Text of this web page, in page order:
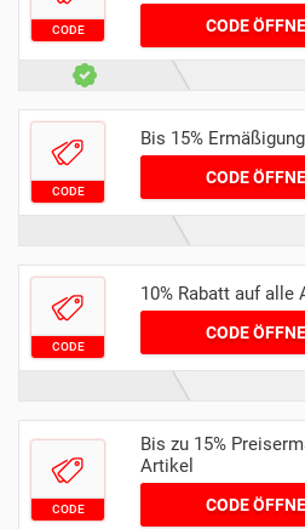
CODE CODE
CODE
Bis 15%
CODE
CODE
10% Rabatt auf alle
CODE
CODE
Bis zu 15%
Artikel
CODE